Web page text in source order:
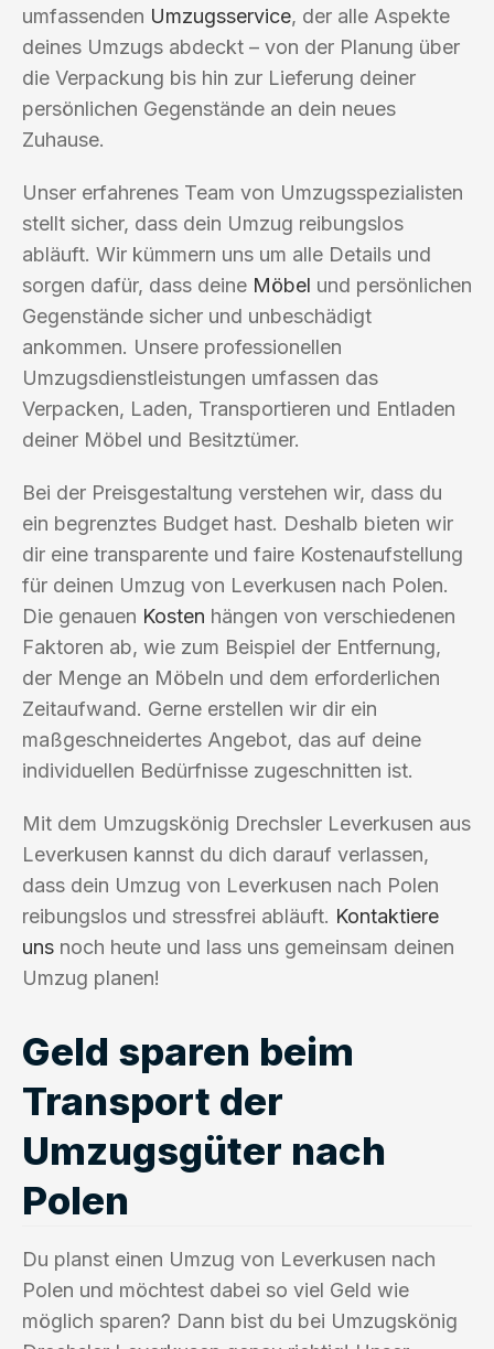
umfassenden Umzugsservice, der alle Aspekte
deines Umzugs abdeckt – von der Planung über
die Verpackung bis hin zur Lieferung deiner
persönlichen Gegenstände an dein neues
Zuhause.
Unser erfahrenes Team von Umzugsspezialisten
stellt sicher, dass dein Umzug reibungslos
abläuft. Wir kümmern uns um alle Details und
sorgen dafür, dass deine Möbel und persönlichen
Gegenstände sicher und unbeschädigt
ankommen. Unsere professionellen
Umzugsdienstleistungen umfassen das
Verpacken, Laden, Transportieren und Entladen
deiner Möbel und Besitztümer.
Bei der Preisgestaltung verstehen wir, dass du
ein begrenztes Budget hast. Deshalb bieten wir
dir eine transparente und faire Kostenaufstellung
für deinen Umzug von Leverkusen nach Polen.
Die genauen Kosten hängen von verschiedenen
Faktoren ab, wie zum Beispiel der Entfernung,
der Menge an Möbeln und dem erforderlichen
Zeitaufwand. Gerne erstellen wir dir ein
maßgeschneidertes Angebot, das auf deine
individuellen Bedürfnisse zugeschnitten ist.
Mit dem Umzugskönig Drechsler Leverkusen aus
Leverkusen kannst du dich darauf verlassen,
dass dein Umzug von Leverkusen nach Polen
reibungslos und stressfrei abläuft. Kontaktiere
uns noch heute und lass uns gemeinsam deinen
Umzug planen!
Geld sparen beim
Transport der
Umzugsgüter nach
Polen
Du planst einen Umzug von Leverkusen nach
Polen und möchtest dabei so viel Geld wie
möglich sparen? Dann bist du bei Umzugskönig